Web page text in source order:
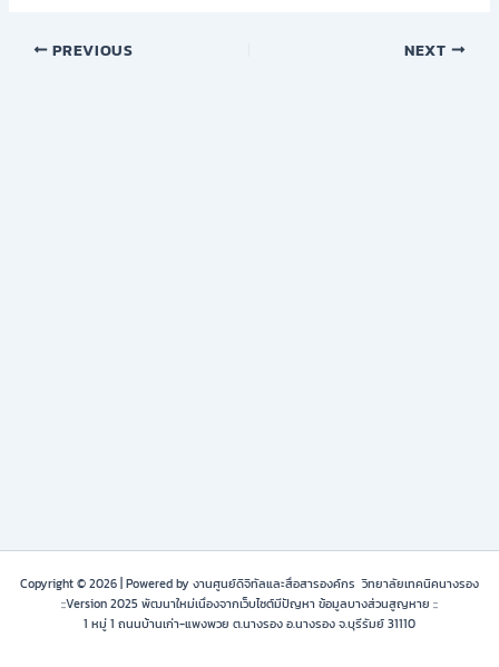
PREVIOUS NEXT
Copyright © 2026 | Powered by งานศูนย์ดิจิทัลและสื่อสารองค์กร วิทยาลัยเทคนิคนางรอง
::Version 2025 พัฒนาใหม่เนื่องจากเว็บไซต์มีปัญหา ข้อมูลบางส่วนสูญหาย ::
1 หมู่ 1 ถนนบ้านเก่า-แพงพวย ต.นางรอง อ.นางรอง จ.บุรีรัมย์ 31110